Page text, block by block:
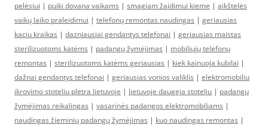
pelėsiui | puiki dovana vaikams | smagiam žaidimui kieme | aikštelės
vaikų laiko praleidimui | telefonų remontas naudingas | geriausias
kaciu kraikas | dazniausiai gendantys telefonai | geriausias maistas
sterilizuotoms katėms | padangų žymėjimas | mobiliųjų telefonų
remontas | sterilizuotoms katėms geriausias | kiek kainuoja kubilai |
dažnai gendantys telefonai | geriausias vonios valiklis | elektromobiliu
ikrovimo stoteliu pletra lietuvoje | lietuvoje daugeja stoteliu | padangų
žymėjimas reikalingas | vasarinės padangos elektromobiliams |
naudingas žieminių padangų žymėjimas | kuo naudingas remontas |